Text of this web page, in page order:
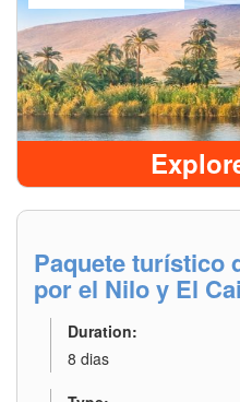
Paquete turístico
por el Nilo y El
Duration:
8 dias